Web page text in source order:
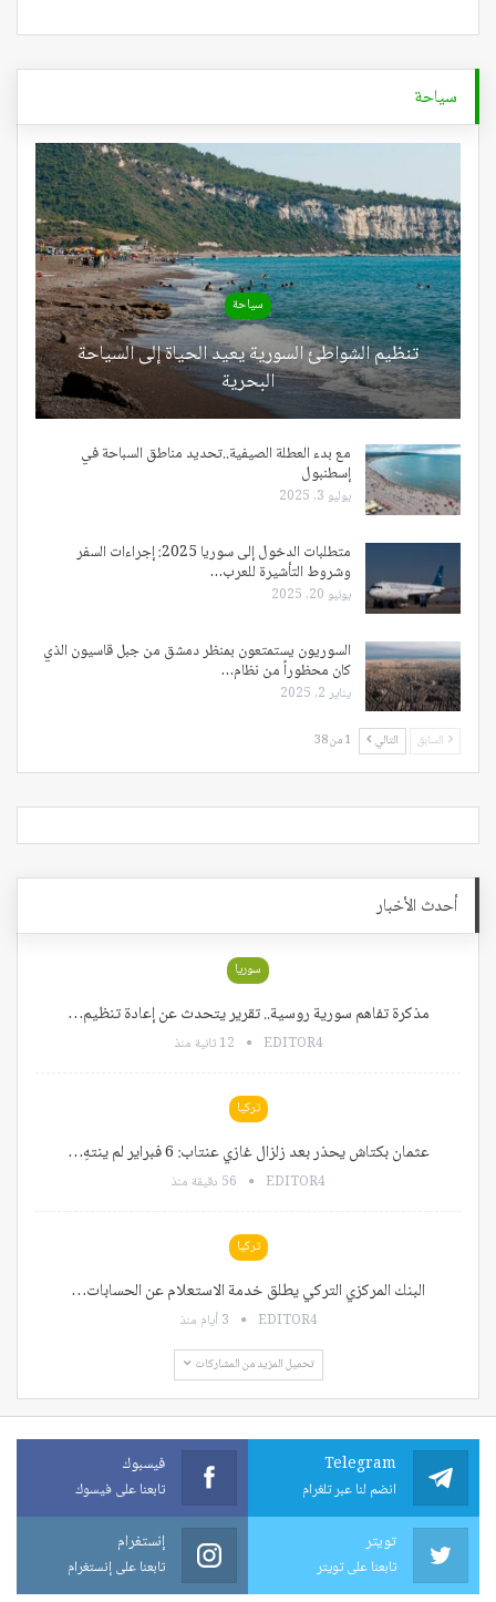
سياحة
سياحة
تنظيم الشواطئ السورية يعيد الحياة إلى السياحة
البحرية
مع بدء العطلة الصيفية..تحديد مناطق السباحة في
إسطنبول
يوليو 3, 2025
متطلبات الدخول إلى سوريا 2025: إجراءات السفر
وشروط التأشيرة للعرب…
يونيو 20, 2025
السوريون يستمتعون بمنظر دمشق من جبل قاسيون الذي
كان محظوراً من نظام…
يناير 2, 2025
السابق التالي 1 من 38
أحدث الأخبار
سوريا
مذكرة تفاهم سورية روسية.. تقرير يتحدث عن إعادة تنظيم…
EDITOR4 12 ثانية منذ
تركيا
عثمان بكتاش يحذر بعد زلزال غازي عنتاب: 6 فبراير لم ينتهِ…
EDITOR4 56 دقيقة منذ
تركيا
البنك المركزي التركي يطلق خدمة الاستعلام عن الحسابات…
EDITOR4 3 أيام منذ
تحميل المزيد من المشاركات
Telegram
انضم لنا عبر تلغرام
فيسبوك
تابعنا على فيسوك
تويتر
تابعنا على تويتر
إنستغرام
تابعنا على إنستغرام